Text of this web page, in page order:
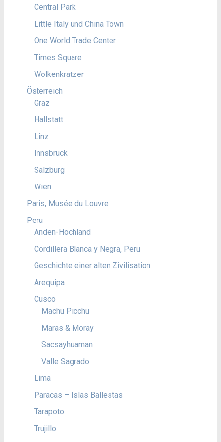
Central Park
Little Italy und China Town
One World Trade Center
Times Square
Wolkenkratzer
Österreich
Graz
Hallstatt
Linz
Innsbruck
Salzburg
Wien
Paris, Musée du Louvre
Peru
Anden-Hochland
Cordillera Blanca y Negra, Peru
Geschichte einer alten Zivilisation
Arequipa
Cusco
Machu Picchu
Maras & Moray
Sacsayhuaman
Valle Sagrado
Lima
Paracas – Islas Ballestas
Tarapoto
Trujillo